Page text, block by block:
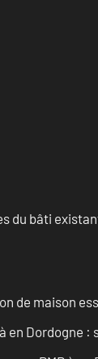
du bâti
de maison
en Dordogne :